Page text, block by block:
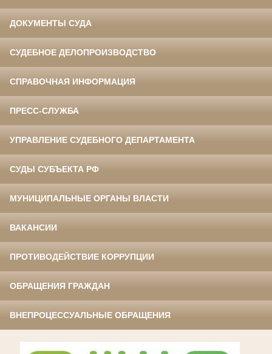
ДОКУМЕНТЫ СУДА
СУДЕБНОЕ ДЕЛОПРОИЗВОДСТВО
СПРАВОЧНАЯ ИНФОРМАЦИЯ
ПРЕСС-СЛУЖБА
УПРАВЛЕНИЕ СУДЕБНОГО ДЕПАРТАМЕНТА
СУДЫ СУБЪЕКТА РФ
МУНИЦИПАЛЬНЫЕ ОРГАНЫ ВЛАСТИ
ВАКАНСИИ
ПРОТИВОДЕЙСТВИЕ КОРРУПЦИИ
ОБРАЩЕНИЯ ГРАЖДАН
ВНЕПРОЦЕССУАЛЬНЫЕ ОБРАЩЕНИЯ